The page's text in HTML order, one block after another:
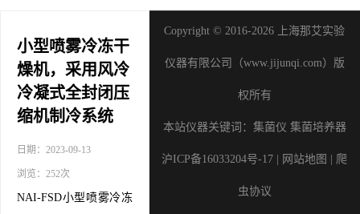
小型喷雾冷冻干
燥机，采用风冷
冷凝式全封闭压
缩机制冷系统
日期：2023-09-13
浏览：252次
NAI-FSD小型喷雾冷冻
Copyright © 2016-2026 上海那艾实验
仪器有限公司（www.jijunqi.com）版
权所有
本站仪器关键词： 集菌仪 集菌培养器
沪ICP备16033204号-17 网站地图 爬
虫协议